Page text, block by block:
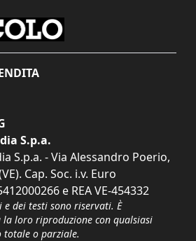
S.p.a.
S.p.a. - Via Alessandro Poerio,
Cap. Soc. i.v. Euro
e REA VE-454332
dei testi sono riservati. È
la loro riproduzione con qualsiasi
totale o parziale.